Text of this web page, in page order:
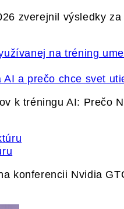
zverejnil výsledky
AI a prečo chce svet
k tréningu AI: Prečo
konferencii Nvidia